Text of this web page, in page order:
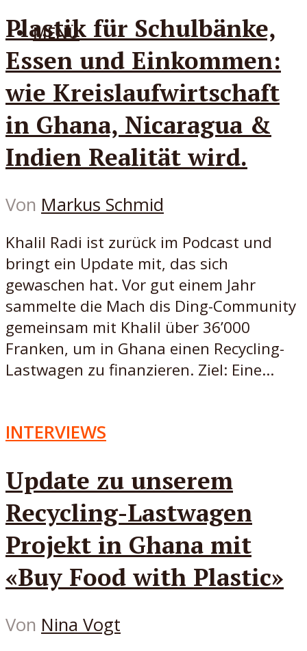
MENÜ
Plastik für Schulbänke,
Essen und Einkommen:
wie Kreislaufwirtschaft
in Ghana, Nicaragua &
Indien Realität wird.
Von Markus Schmid
Khalil Radi ist zurück im Podcast und
bringt ein Update mit, das sich
gewaschen hat. Vor gut einem Jahr
sammelte die Mach dis Ding-Community
gemeinsam mit Khalil über 36’000
Franken, um in Ghana einen Recycling-
Lastwagen zu finanzieren. Ziel: Eine...
INTERVIEWS
Update zu unserem
Recycling-Lastwagen
Projekt in Ghana mit
«Buy Food with Plastic»
Von Nina Vogt